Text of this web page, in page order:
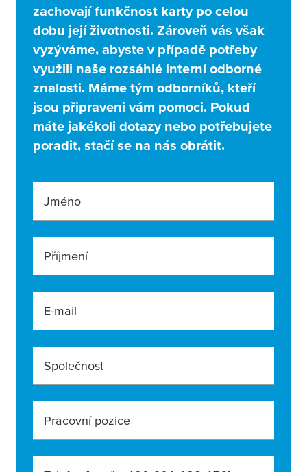
zachovají funkčnost karty po celou
dobu její životnosti. Zároveň vás však
vyzýváme, abyste v případě potřeby
využili naše rozsáhlé interní odborné
znalosti. Máme tým odborníků, kteří
jsou připraveni vám pomoci. Pokud
máte jakékoli dotazy nebo potřebujete
poradit, stačí se na nás obrátit.
Jméno
Příjmení
E-mail
Společnost
Pracovní pozice